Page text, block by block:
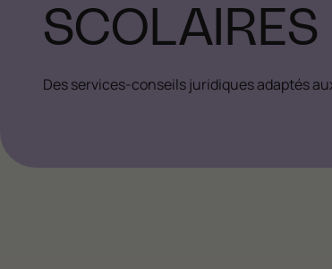
SCOLAIRES
Des services-conseils juridiques adaptés